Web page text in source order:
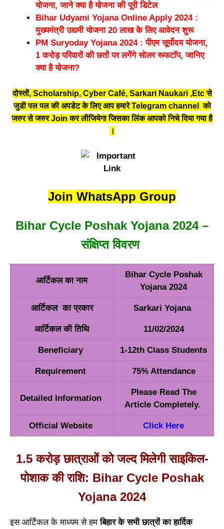
योजना, जाने क्या है योजना की पूरी डिटेल
Bihar Udyami Yojana Online Apply 2024 :
मुख्यमंत्री उद्यमी योजना 20 लाख के लिए आवेदन शुरू
PM Suryoday Yojana 2024 : पीएम सूर्योदय योजना,
1 करोड़ परिवारों की छतों पर लगेंगे सोलर रूफटॉप, जानिए
क्या है योजना?
दोस्तों, Scholarship, Cyber Café, Sarkari Naukari ,Etc से
जुडी पल पल की अपडेट के लिए आप हमारे Telegram channel को
जरुर से जरुर Join कर लीजियेगा जिसका लिंक आपको निचे दिया गया है
।
Join WhatsApp Group
Bihar Cycle Poshak Yojana 2024 –
संक्षिप्त विवरण
आर्टिकल का नाम
Bihar Cycle Poshak
Yojana 2024
आर्टिकल का प्रकार Sarkari Yojana
आर्टिकल की तिथि 11/02/2024
Beneficiary 1-12th Class Students
Requirement 75% Attendance
Detailed Information
Please Read The
Article Completely.
Official Website Click Here
1.5 करोड़ छात्राओं को जल्द मिलेगी साइकिल-
पोशाक की राशि: Bihar Cycle Poshak
Yojana 2024
इस आर्टिकल के माध्यम से हमबिहार के सभी छात्रों का हार्दिक